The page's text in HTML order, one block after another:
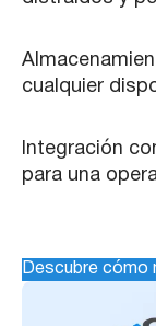
cualquier
Integración
para una
Descubre cómo